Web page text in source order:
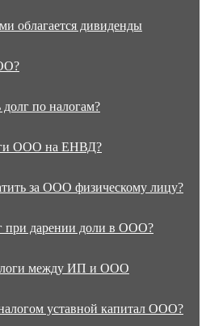
облагается дивиденды
по налогам?
ООО на ЕНВД?
за ООО физическому лицу?
при дарении доли в ООО?
между ИП и ООО
уставной капитал ООО?